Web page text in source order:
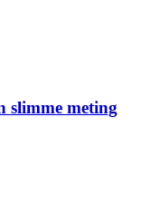
slimme meting